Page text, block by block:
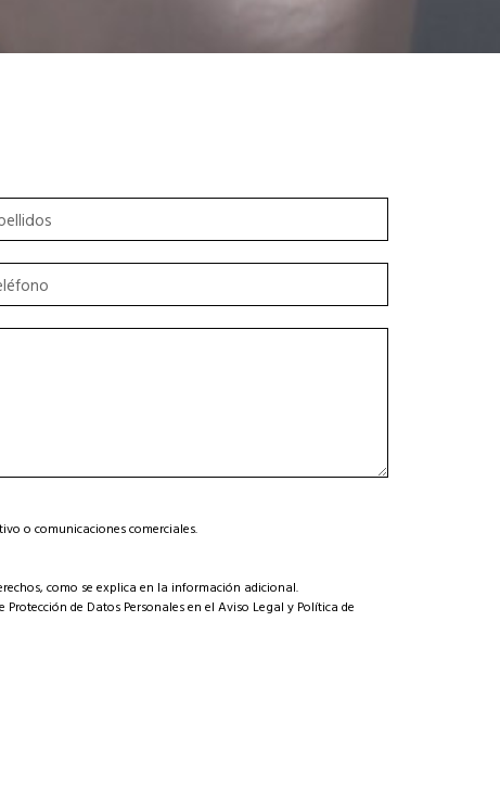
o comunicaciones comerciales.
como se explica en la información adicional.
de Datos Personales en el Aviso Legal y Política de